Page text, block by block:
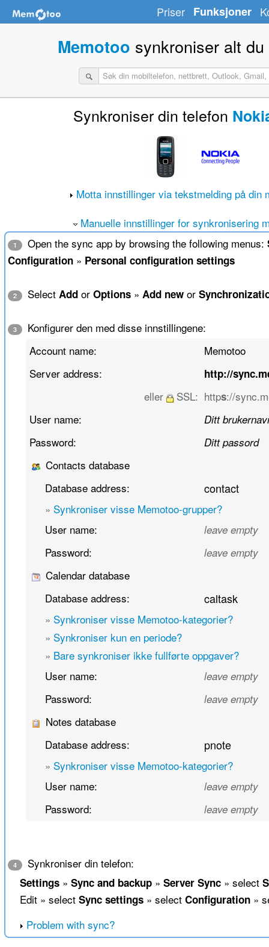
Priser Funksjoner
Memotoo synkroniser alt
Synkroniser din telefon
Motta innstillinger via tekstmelding på din
Manuelle innstillinger for synkronisering
1 Open the sync app by browsing the following menus:
Configuration» Personal configuration settings
2 Select Addor Options» Add newor
3
Konfigurer den med disse innstillingene:
Account name:
Memotoo
Server address:
http://
eller SSL: https://
User name:
Ditt
Password: Ditt passord
Contacts database
Database address:
contact
» Synkroniser visse Memotoo-grupper?
User name:
leave empty
Password: leave empty
Calendar database
Database address:
caltask
» Synkroniser visse Memotoo-kategorier?
» Synkroniser kun en periode?
» Bare synkroniser ikke fullførte oppgaver?
User name:
leave empty
Password: leave empty
Notes database
Database address:
pnote
» Synkroniser visse Memotoo-kategorier?
User name:
leave empty
Password: leave empty
4 Synkroniser din telefon:
Settings» Sync and backup» Server Sync» select
Edit » select Sync settings» select Configuration»
Problem with sync?